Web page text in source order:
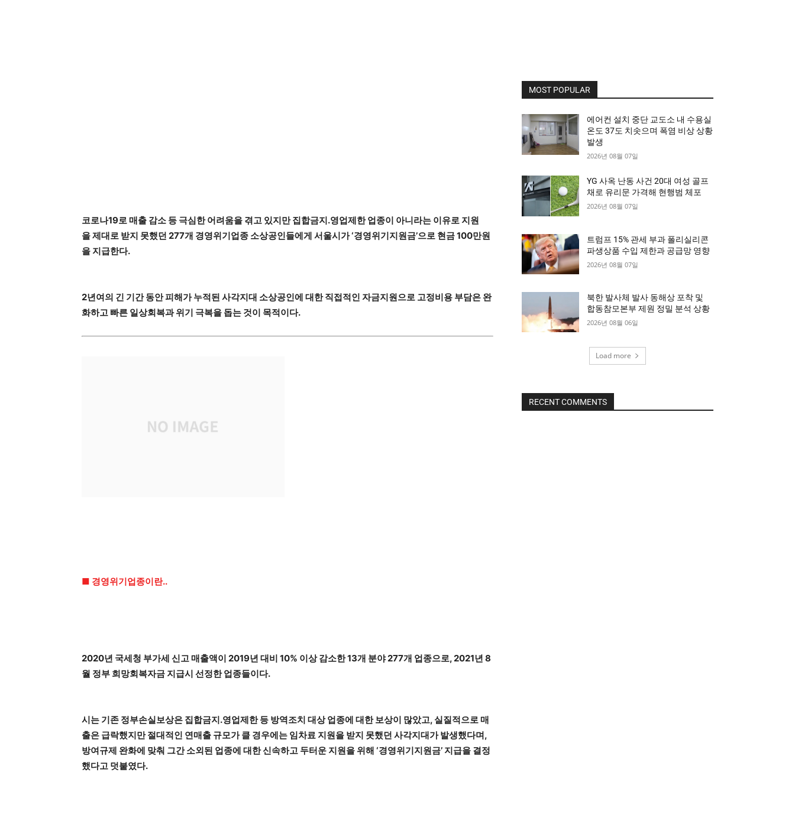
코로나19로 매출 감소 등 극심한 어려움을 겪고 있지만 집합금지.영업제한 업종이 아니라는 이유로 지원
을 제대로 받지 못했던 277개 경영위기업종 소상공인들에게 서울시가 ‘경영위기지원금’으로 현금 100만원
을 지급한다.
2년여의 긴 기간 동안 피해가 누적된 사각지대 소상공인에 대한 직접적인 자금지원으로 고정비용 부담은 완
화하고 빠른 일상회복과 위기 극복을 돕는 것이 목적이다.
■ 경영위기업종이란..
2020년 국세청 부가세 신고 매출액이 2019년 대비 10% 이상 감소한 13개 분야 277개 업종으로, 2021년 8
월 정부 희망회복자금 지급시 선정한 업종들이다.
시는 기존 정부손실보상은 집합금지.영업제한 등 방역조치 대상 업종에 대한 보상이 많았고, 실질적으로 매
출은 급락했지만 절대적인 연매출 규모가 클 경우에는 임차료 지원을 받지 못했던 사각지대가 발생했다며,
방여규제 완화에 맞춰 그간 소외된 업종에 대한 신속하고 두터운 지원을 위해 ‘경영위기지원금’ 지급을 결정
했다고 덧붙였다.
MOST POPULAR
에어컨 설치 중단 교도소 내 수용실
온도 37도 치솟으며 폭염 비상 상황
발생
2026년 08월 07일
YG 사옥 난동 사건 20대 여성 골프
채로 유리문 가격해 현행범 체포
2026년 08월 07일
트럼프 15% 관세 부과 폴리실리콘
파생상품 수입 제한과 공급망 영향
2026년 08월 07일
북한 발사체 발사 동해상 포착 및
합동참모본부 제원 정밀 분석 상황
2026년 08월 06일
Load more
RECENT COMMENTS